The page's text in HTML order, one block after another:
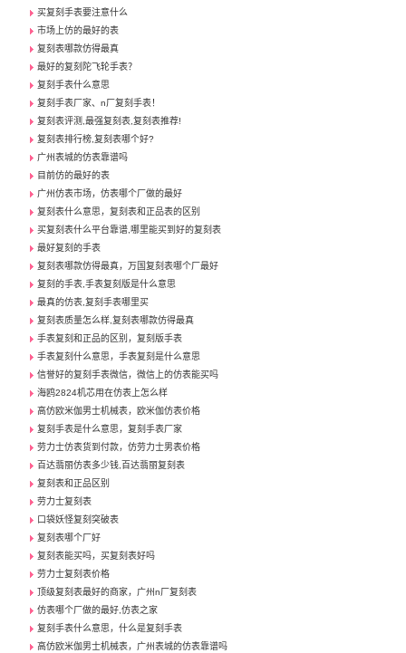
买复刻手表要注意什么
市场上仿的最好的表
复刻表哪款仿得最真
最好的复刻陀飞轮手表？
复刻手表什么意思
复刻手表厂家、n厂复刻手表！
复刻表评测,最强复刻表,复刻表推荐!
复刻表排行榜,复刻表哪个好?
广州表城的仿表靠谱吗
目前仿的最好的表
广州仿表市场，仿表哪个厂做的最好
复刻表什么意思，复刻表和正品表的区别
买复刻表什么平台靠谱,哪里能买到好的复刻表
最好复刻的手表
复刻表哪款仿得最真，万国复刻表哪个厂最好
复刻的手表,手表复刻版是什么意思
最真的仿表,复刻手表哪里买
复刻表质量怎么样,复刻表哪款仿得最真
手表复刻和正品的区别，复刻版手表
手表复刻什么意思，手表复刻是什么意思
信誉好的复刻手表微信，微信上的仿表能买吗
海鸥2824机芯用在仿表上怎么样
高仿欧米伽男士机械表，欧米伽仿表价格
复刻手表是什么意思，复刻手表厂家
劳力士仿表货到付款，仿劳力士男表价格
百达翡丽仿表多少钱,百达翡丽复刻表
复刻表和正品区别
劳力士复刻表
口袋妖怪复刻突破表
复刻表哪个厂好
复刻表能买吗，买复刻表好吗
劳力士复刻表价格
顶级复刻表最好的商家，广州n厂复刻表
仿表哪个厂做的最好,仿表之家
复刻手表什么意思，什么是复刻手表
高仿欧米伽男士机械表，广州表城的仿表靠谱吗